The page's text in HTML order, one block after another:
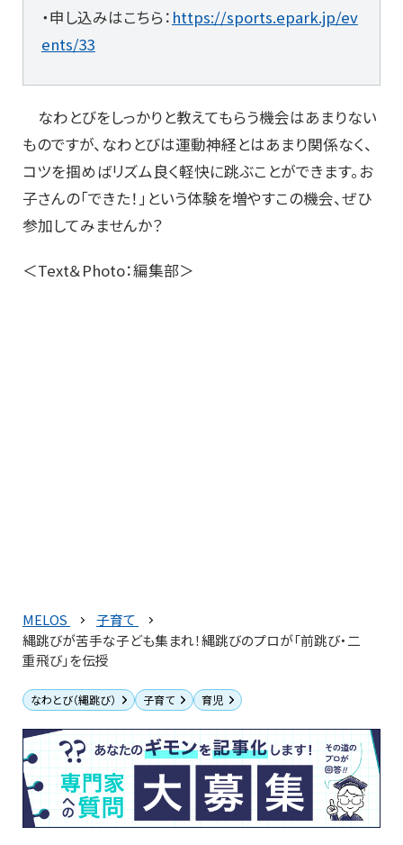
・申し込みはこちら： https://sports.epark.jp/ev
ents/33
なわとびをしっかりと教えてもらう機会はあまりない
ものですが、なわとびは運動神経とはあまり関係なく、
コツを掴めばリズム良く軽快に跳ぶことができます。お
子さんの「できた！」という体験を増やすこの機会、ぜひ
参加してみませんか？
＜Text＆Photo：編集部＞
MELOS
子育て
縄跳びが苦手な子ども集まれ！縄跳びのプロが「前跳び・二
重飛び」を伝授
なわとび（縄跳び） 子育て 育児